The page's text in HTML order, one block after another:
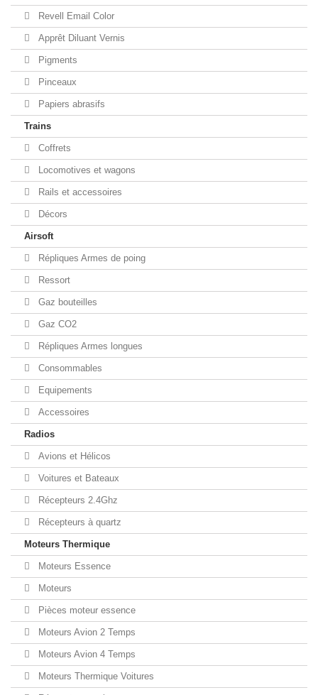
Revell Email Color
Apprêt Diluant Vernis
Pigments
Pinceaux
Papiers abrasifs
Trains
Coffrets
Locomotives et wagons
Rails et accessoires
Décors
Airsoft
Répliques Armes de poing
Ressort
Gaz bouteilles
Gaz CO2
Répliques Armes longues
Consommables
Equipements
Accessoires
Radios
Avions et Hélicos
Voitures et Bateaux
Récepteurs 2.4Ghz
Récepteurs à quartz
Moteurs Thermique
Moteurs Essence
Moteurs
Pièces moteur essence
Moteurs Avion 2 Temps
Moteurs Avion 4 Temps
Moteurs Thermique Voitures